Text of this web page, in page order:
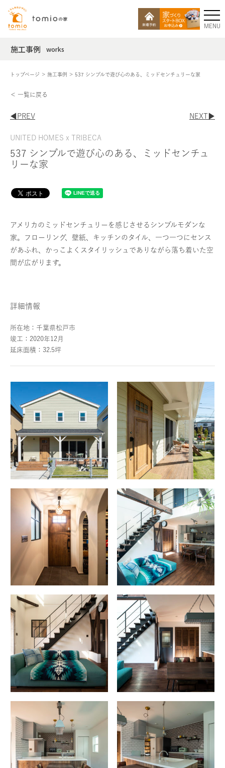
MENU
施工事例 works
トップページ 施工事例 537 シンプルで遊び心のある、ミッドセンチュリーな家
＜ 一覧に戻る
◀︎PREV NEXT▶︎
UNITED HOMES x TRIBECA
537 シンプルで遊び心のある、ミッドセンチュ
リーな家
アメリカのミッドセンチュリーを感じさせるシンプルモダンな
家。フローリング、壁紙、キッチンのタイル、一つ一つにセンス
があふれ、かっこよくスタイリッシュでありながら落ち着いた空
間が広がります。
詳細情報
所在地：千葉県松戸市
竣工：2020年12月
延床面積：32.5坪